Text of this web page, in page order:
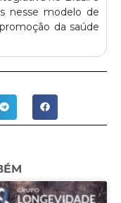
nesse modelo de
da saúde